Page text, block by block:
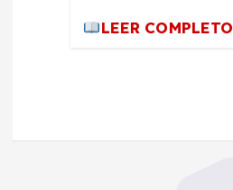
LEER COMPLETO